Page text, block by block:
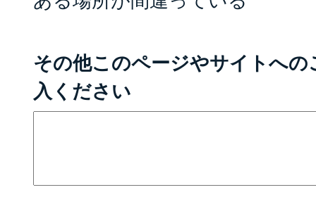
その他このページやサイトへ
入ください